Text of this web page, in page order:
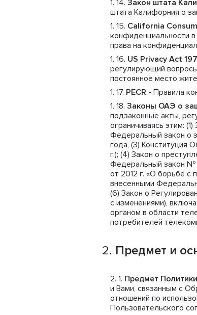
Закон штата
штата Калифорния о
California
конфиденциальности
права на
US Privacy Act
регулирующий
постоянное место
PECR - Правила
Законы ОАЭ о
подзаконные акты,
ограничиваясь этим:
Федеральный закон о
года, (3) Конституция
г.); (4) Закон о
Федеральный закон №
от 2012 г. «О борьбе с
внесенными
(6) Закон о
с изменениями),
органом в области
потребителей
Предмет и
Предмет
и Вами, связанным с
отношений по
Пользовательского